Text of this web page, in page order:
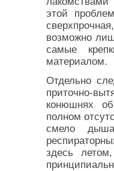
этой
возможно
самые
материалом.
Отдельно
приточно-
конюшнях
полном
смело
здесь